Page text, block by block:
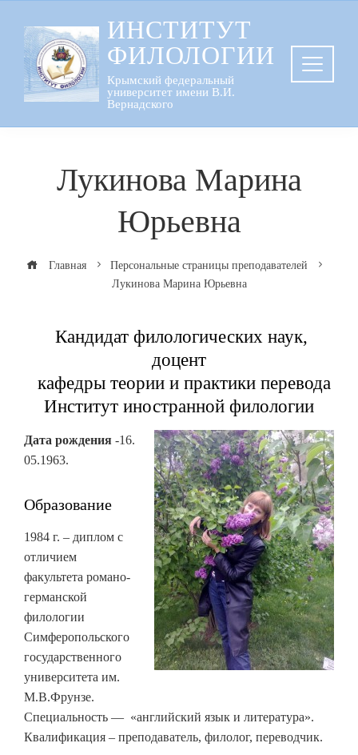
содержанию
ИНСТИТУТ
ФИЛОЛОГИИ
Крымский федеральный
университет имени В.И.
Вернадского
Лукинова Марина
Юрьевна
Главная
Персональные страницы преподавателей
Лукинова Марина Юрьевна
Кандидат филологических наук,
доцент
кафедры теории и практики перевода
Институт иностранной филологии
Дата рождения -16.
05.1963.
Образование
1984 г. – диплом с
отличием
факультета романо-
германской
филологии
Симферопольского
государственного
университета им.
М.В.Фрунзе.
Специальность — «английский язык и литература».
Квалификация – преподаватель, филолог, переводчик.